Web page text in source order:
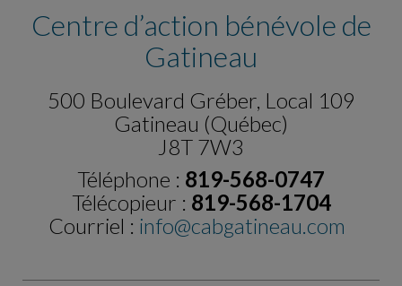
Centre d’action bénévole de
Gatineau
500 Boulevard Gréber, Local 109
Gatineau (Québec)
J8T 7W3
Téléphone : 819-568-0747
Télécopieur : 819-568-1704
Courriel : info@cabgatineau.com